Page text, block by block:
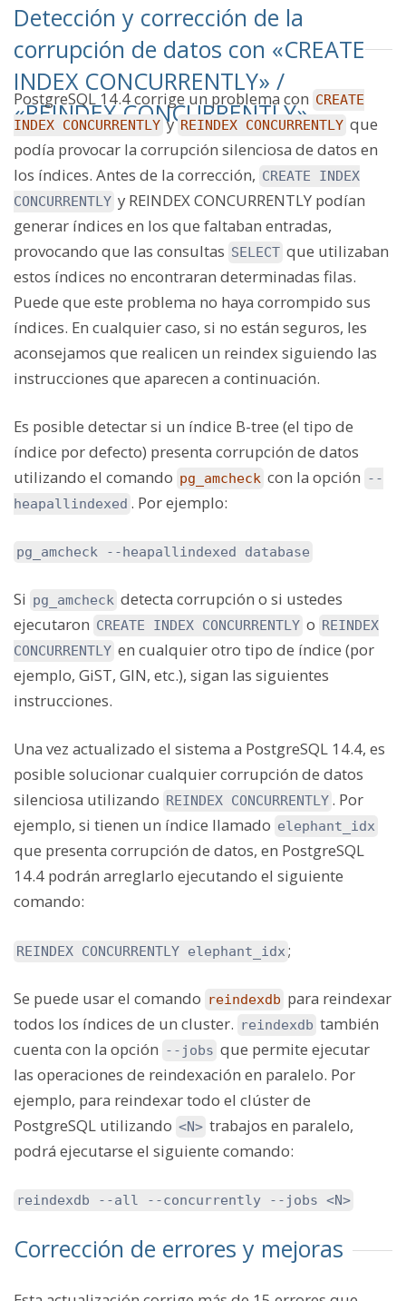
Detección y corrección de la
corrupción de datos con «CREATE
INDEX CONCURRENTLY» /
«REINDEX CONCURRENTLY»
PostgreSQL 14.4 corrige un problema con CREATE
INDEX CONCURRENTLY y REINDEX CONCURRENTLY que
podía provocar la corrupción silenciosa de datos en
los índices. Antes de la corrección, CREATE INDEX
CONCURRENTLY y REINDEX CONCURRENTLY podían
generar índices en los que faltaban entradas,
provocando que las consultas SELECT que utilizaban
estos índices no encontraran determinadas filas.
Puede que este problema no haya corrompido sus
índices. En cualquier caso, si no están seguros, les
aconsejamos que realicen un reindex siguiendo las
instrucciones que aparecen a continuación.
Es posible detectar si un índice B-tree (el tipo de
índice por defecto) presenta corrupción de datos
utilizando el comando pg_amcheck con la opción --
heapallindexed . Por ejemplo:
pg_amcheck --heapallindexed database
Si pg_amcheck detecta corrupción o si ustedes
ejecutaron CREATE INDEX CONCURRENTLY o REINDEX
CONCURRENTLY en cualquier otro tipo de índice (por
ejemplo, GiST, GIN, etc.), sigan las siguientes
instrucciones.
Una vez actualizado el sistema a PostgreSQL 14.4, es
posible solucionar cualquier corrupción de datos
silenciosa utilizando REINDEX CONCURRENTLY . Por
ejemplo, si tienen un índice llamado elephant_idx
que presenta corrupción de datos, en PostgreSQL
14.4 podrán arreglarlo ejecutando el siguiente
comando:
REINDEX CONCURRENTLY elephant_idx ;
Se puede usar el comando reindexdb para reindexar
todos los índices de un cluster. reindexdb también
cuenta con la opción --jobs que permite ejecutar
las operaciones de reindexación en paralelo. Por
ejemplo, para reindexar todo el clúster de
PostgreSQL utilizando <N> trabajos en paralelo,
podrá ejecutarse el siguiente comando:
reindexdb --all --concurrently --jobs <N>
Corrección de errores y mejoras